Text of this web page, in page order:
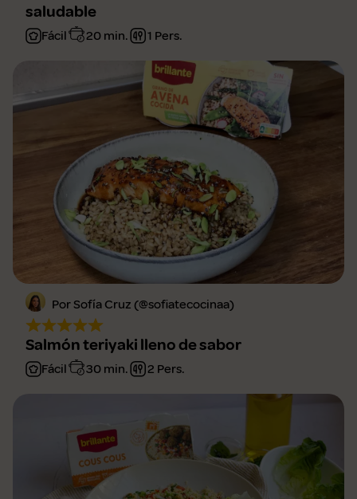
saludable
Fácil 20 min. 1 Pers.
Por Sofía Cruz (@sofiatecocinaa)
Salmón teriyaki lleno de sabor
Fácil 30 min. 2 Pers.